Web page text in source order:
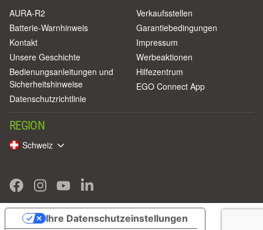
AURA-R2
Batterie-Warnhinweis
Kontakt
Unsere Geschichte
Bedienungsanleitungen und
Sicherheitshinweise
Datenschutzrichtlinie
Verkaufsstellen
Garantiebedingungen
Impressum
Werbeaktionen
Hilfezentrum
EGO Connect App
REGION
Schweiz
Ihre Datenschutzeinstellungen